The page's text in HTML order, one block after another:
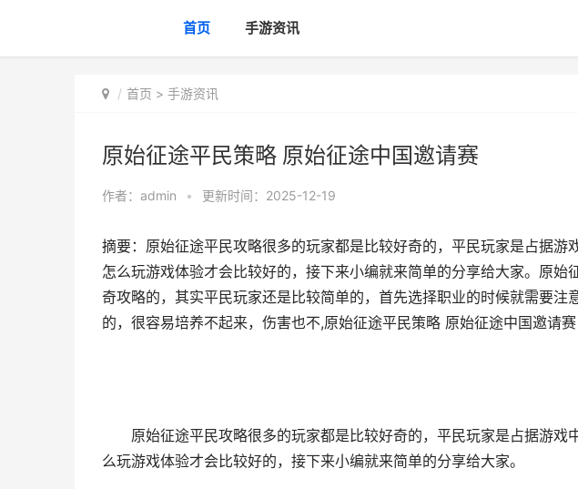
首页 手游资讯
首页 > 手游资讯
原始征途平民策略 原始征途中国邀请赛
作者： admin • 更新时间：2025-12-19
摘要：原始征途平民攻略很多的玩家都是比较好奇的，平民玩家是占据游
怎么玩游戏体验才会比较好的，接下来小编就来简单的分享给大家。原始
奇攻略的，其实平民玩家还是比较简单的，首先选择职业的时候就需要注
的，很容易培养不起来，伤害也不,原始征途平民策略 原始征途中国邀请赛
原始征途平民攻略很多的玩家都是比较好奇的，平民玩家是占据游戏
么玩游戏体验才会比较好的，接下来小编就来简单的分享给大家。